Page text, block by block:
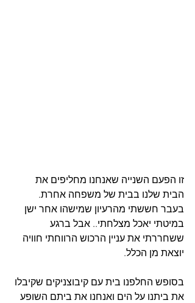
זו הפעם השנייה שאנחנו מחליפים את
הבית שלנו בבית של משפחה אחרת.
בעבר חששתי מהרעיון שמישהו אחר ישן
במיטתי יאכל מצלחתי.. אבל ברגע
ששחררתי את עניין הרכוש הרווחתי חוויה
יוצאת מן הכלל.
בסופש החלפנו בית עם קיבוצניקים שקיבלו
את ביתנו על הים ואנחנו את ביתם השופע